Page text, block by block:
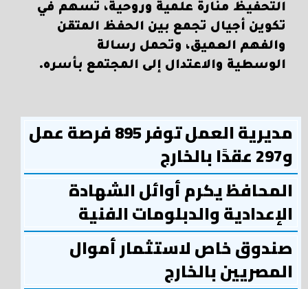
التحفيظ منارة علمية وروحية، تسهم في
تكوين أجيال تجمع بين الحفظ المتقن
والفهم العميق، وتحمل رسالة
الوسطية والاعتدال إلى المجتمع بأسره.
مديرية العمل توفر 895 فرصة عمل
و297 عقدًا بالخارج
المحافظ يكرم أوائل الشهادة
الإعدادية والدبلومات الفنية
صندوق خاص لاستثمار أموال
المصريين بالخارج